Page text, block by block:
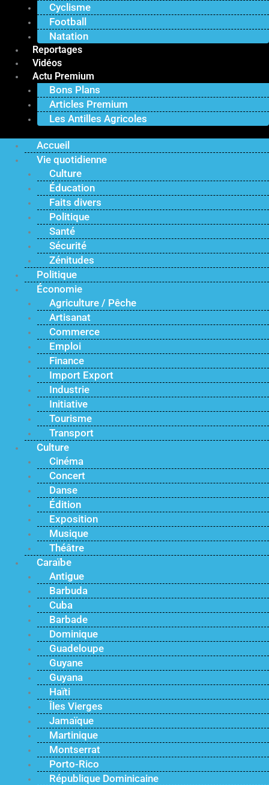
Cyclisme
Football
Natation
Reportages
Vidéos
Actu Premium
Bons Plans
Articles Premium
Les Antilles Agricoles
Accueil
Vie quotidienne
Culture
Éducation
Faits divers
Politique
Santé
Sécurité
Zénitudes
Politique
Économie
Agriculture / Pêche
Artisanat
Commerce
Emploi
Finance
Import Export
Industrie
Initiative
Tourisme
Transport
Culture
Cinéma
Concert
Danse
Édition
Exposition
Musique
Théâtre
Caraïbe
Antigue
Barbuda
Cuba
Barbade
Dominique
Guadeloupe
Guyane
Guyana
Haïti
Îles Vierges
Jamaïque
Martinique
Montserrat
Porto-Rico
République Dominicaine